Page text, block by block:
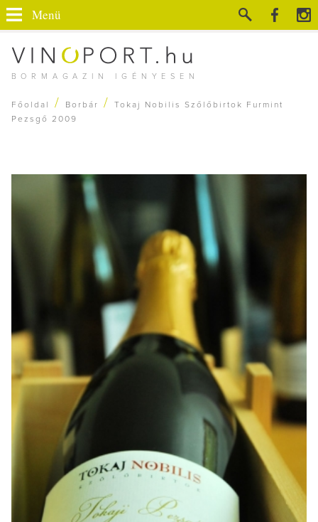
BORMAGAZIN IGÉNYESEN
Menü
Főoldal / Borbár /
Tokaj Nobilis Szőlőbirtok Furmint
Pezsgő 2009